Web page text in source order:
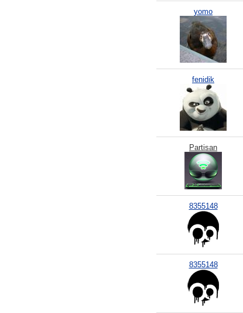
yomo
fenidik
Partisan
8355148
8355148